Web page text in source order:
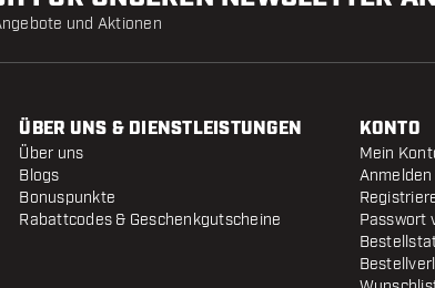
und Aktionen
ÜBER UNS & DIENSTLEISTUNGEN
Über uns
Blogs
Bonuspunkte
Rabattcodes & Geschenkgutscheine
KONTO
Mein
Anmelden
Passwort